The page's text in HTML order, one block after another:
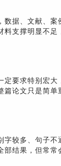
据、文献、案
支撑明显不足
要求特别宏大
论文只是简单
较多、句子不
结果，但常常